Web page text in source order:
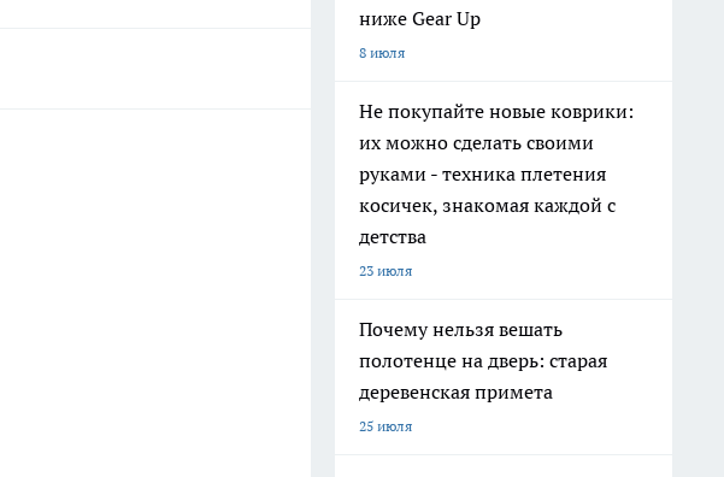
ниже Gear Up
8 июля
Не покупайте новые коврики:
их можно сделать своими
руками - техника плетения
косичек, знакомая каждой с
детства
23 июля
Почему нельзя вешать
полотенце на дверь: старая
деревенская примета
25 июля